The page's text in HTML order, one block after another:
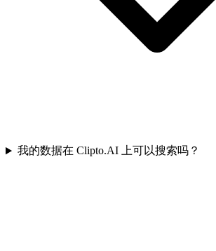
我的数据在 Clipto.AI 上可以搜索吗？